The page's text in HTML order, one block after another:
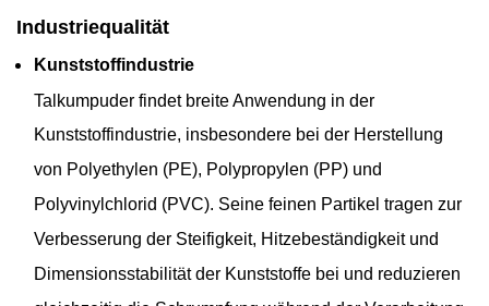
Industriequalität
Kunststoffindustrie
Talkumpuder findet breite Anwendung in der
Kunststoffindustrie, insbesondere bei der Herstellung
von Polyethylen (PE), Polypropylen (PP) und
Polyvinylchlorid (PVC). Seine feinen Partikel tragen zur
Verbesserung der Steifigkeit, Hitzebeständigkeit und
Dimensionsstabilität der Kunststoffe bei und reduzieren